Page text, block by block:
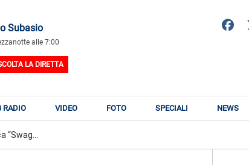
Subasio
alle 7:00
LA DIRETTA
RADIO VIDEO FOTO SPECIALI NEWS